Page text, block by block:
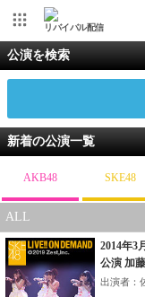
リバイバル配信
公演を検索
新着の公演一覧
AKB48 SKE48
ALL
2014年3
公演 加
出演者：